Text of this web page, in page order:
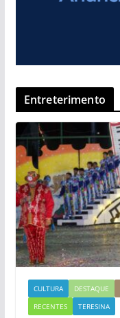
Entreterimento
CULTURA DESTAQUE
RECENTES
TERESINA